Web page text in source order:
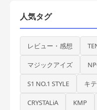
人気タグ
レビュー・感想
マジックアイズ
S1 NO.1 STYLE キ
CRYSTALiA KMP